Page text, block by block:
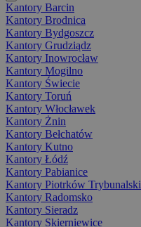
Kantory Barcin
Kantory Brodnica
Kantory Bydgoszcz
Kantory Grudziądz
Kantory Inowrocław
Kantory Mogilno
Kantory Świecie
Kantory Toruń
Kantory Włocławek
Kantory Żnin
Kantory Bełchatów
Kantory Kutno
Kantory Łódź
Kantory Pabianice
Kantory Piotrków Trybunalski
Kantory Radomsko
Kantory Sieradz
Kantory Skierniewice